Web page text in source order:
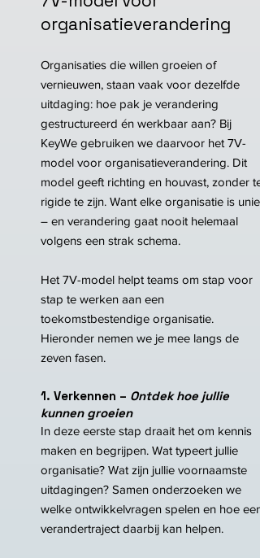
organisatieverandering
Organisaties die willen groeien of
vernieuwen, staan vaak voor dezelfde
uitdaging: hoe pak je verandering
gestructureerd én werkbaar aan? Bij
KeyWe gebruiken we daarvoor het 7V-
model voor organisatieverandering. Dit
model geeft richting en houvast, zonder te
rigide te zijn. Want elke organisatie is uniek
– en verandering gaat nooit helemaal
volgens een strak schema.
Het 7V-model helpt teams om stap voor
stap te werken aan een
toekomstbestendige organisatie.
Hieronder nemen we je mee langs de
zeven fasen.
1. Verkennen – Ontdek hoe jullie
kunnen groeien
In deze eerste stap draait het om kennis
maken en begrijpen. Wat typeert jullie
organisatie? Wat zijn jullie voornaamste
uitdagingen? Samen onderzoeken we
welke ontwikkelvragen spelen en hoe een
verandertraject daarbij kan helpen.